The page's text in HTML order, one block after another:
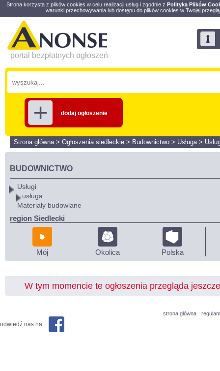
Strona korzysta z plików cookies w celu realizacji usług i zgodnie z Polityką Plików
warunki przechowywania lub dostępu do plików cookies w Twojej
portal bezpłatnych ogłoszeń
dodaj ogłoszenie
Strona główna> Ogłoszenia siedleckie > Budownictwo > Usługa>
BUDOWNICTWO
Usługi
usługa
Materiały budowlane
region Siedlecki
Mój Okolica Polska
W tym momencie te ogłoszenia przegląda
strona główna
odwiedź nas na: